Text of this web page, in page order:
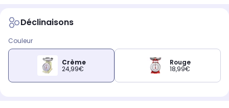
Déclinaisons
Couleur
Crème
24,99€
Rouge
18,99€